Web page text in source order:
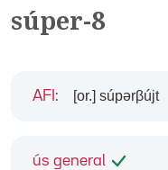
súper-8
ús general
AFI : [or.] súpərβújt